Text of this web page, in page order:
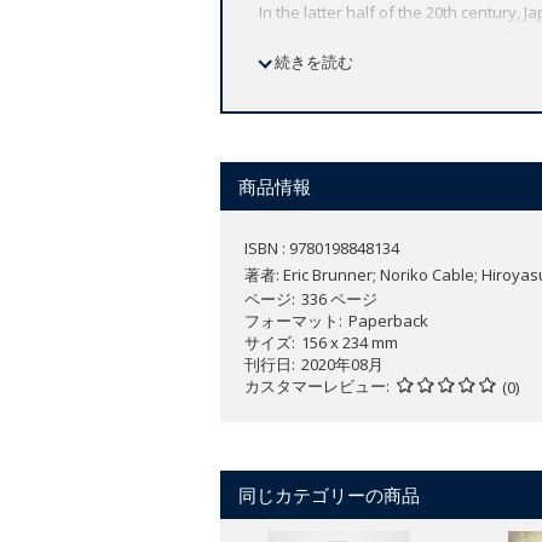
In the latter half of the 20th century,
and social cohesion of the Japanese
Health in Japanbrings together the
a must-read for any public health
続きを読む
商品情報
ISBN : 9780198848134
著者: Eric Brunner; Noriko Cable;
ページ 336 ページ
フォーマット
Paperback
サイズ 156 x 234 mm
刊行日 2020年08月
カスタマーレビュー
(0)
同じカテゴリーの商品